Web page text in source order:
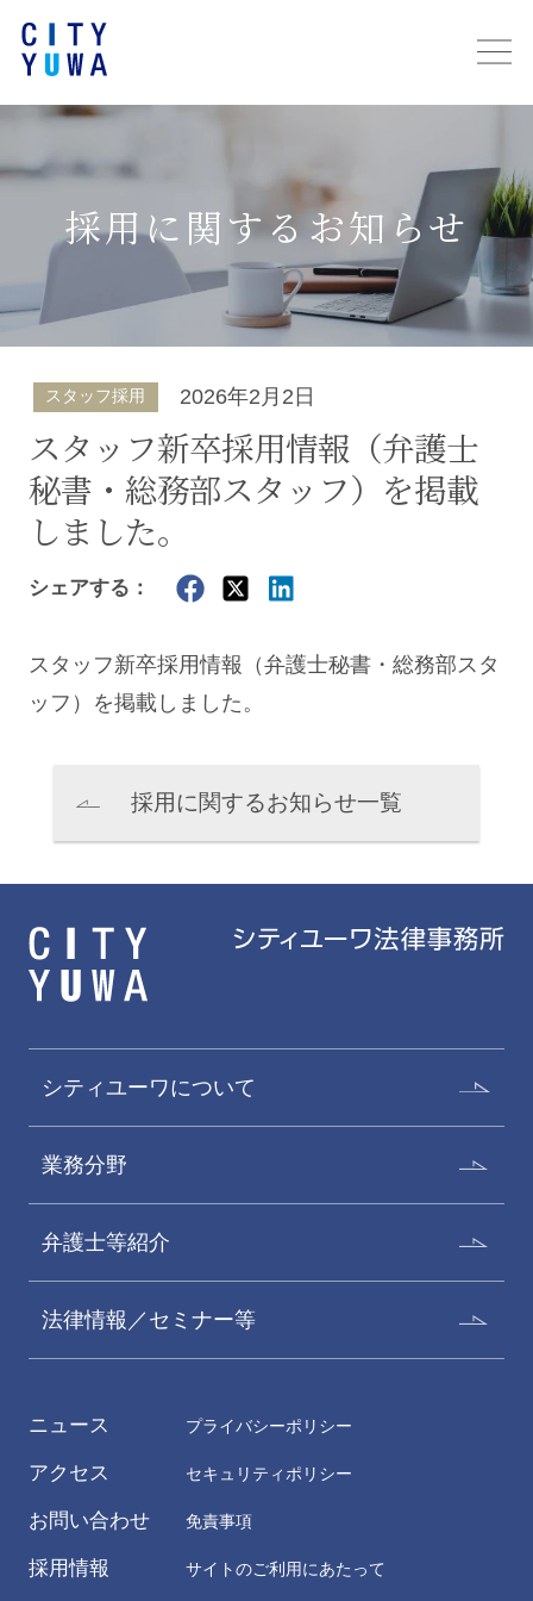
採用に関するお知らせ
スタッフ採用 2026年2月2日
スタッフ新卒採用情報（弁護士
秘書・総務部スタッフ）を掲載
しました。
シェアする：
スタッフ新卒採用情報（弁護士秘書・総務部スタ
ッフ）を掲載しました。
採用に関するお知らせ一覧
シティユーワについて
業務分野
弁護士等紹介
法律情報／セミナー等
ニュース
アクセス
お問い合わせ
採用情報
プライバシーポリシー
セキュリティポリシー
免責事項
サイトのご利用にあたって